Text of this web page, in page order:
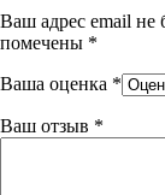
Ваш адрес email не
помечены *
Ваша оценка *
Ваш отзыв *